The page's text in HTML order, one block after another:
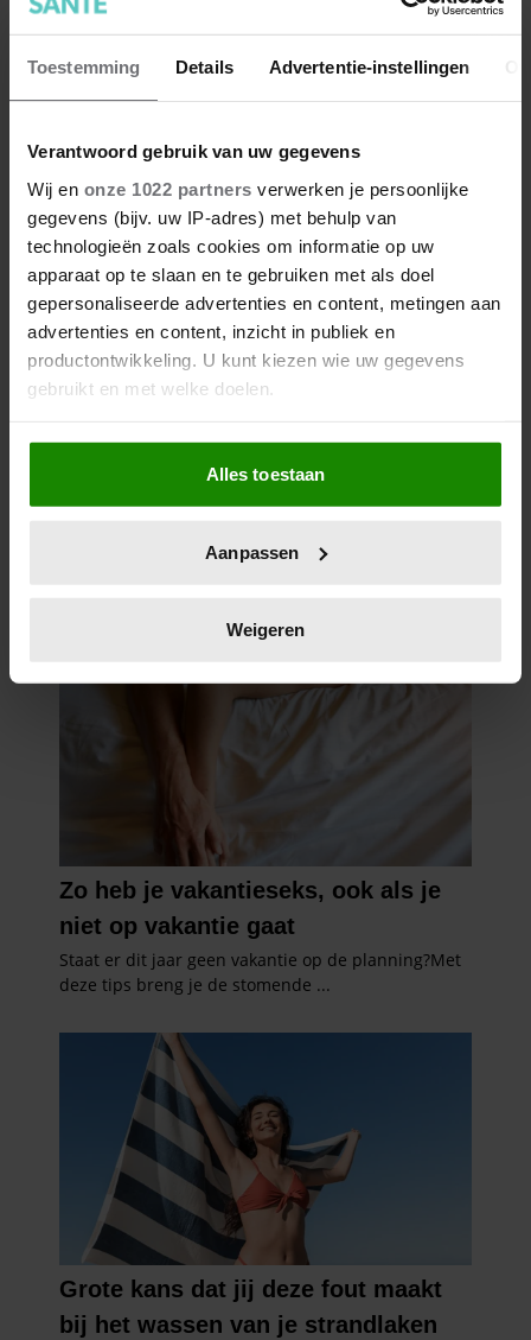
Toestemming Details Advertentie-instellingen
Verantwoord gebruik van uw gegevens
Wij en onze 1022 partners verwerken je persoonlijke
gegevens (bijv. uw IP-adres) met behulp van
technologieën zoals cookies om informatie op uw
apparaat op te slaan en te gebruiken met als doel
gepersonaliseerde advertenties en content, metingen aan
advertenties en content, inzicht in publiek en
productontwikkeling. U kunt kiezen wie uw gegevens
gebruikt en met welke doelen.
Als u het toestaat, willen we ook graag:
Informatie verzamelen over uw geografische
locatie, die tot een paar meter nauwkeurig kan zijn
scannen op specifieke eigenschappen (fingerprinting)
verwerkt en stel uw voorkeuren in het
intrekken in de Cookieverklaring.
We gebruiken cookies om content en advertenties te
personaliseren, om functies voor social media te bieden
en om ons websiteverkeer te analyseren. Ook delen we
informatie over uw gebruik van onze site met onze
partners voor social media, adverteren en analyse. Deze
partners kunnen deze gegevens combineren met andere
informatie die u aan ze heeft verstrekt of die ze hebben
verzameld op basis van uw gebruik van hun services. U
gaat akkoord met onze cookies als u onze website blijft
gebruiken.
Alles toestaan
Aanpassen
Weigeren